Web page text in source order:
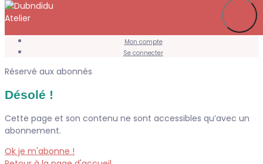
Mon compte
Se connecter
Réservé aux abonnés
Désolé !
Cette page et son contenu ne sont accessibles qu’avec un
abonnement.
Ok je m'abonne !